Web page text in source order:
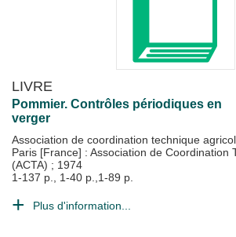
LIVRE
Pommier. Contrôles périodiques en
verger
Association de coordination technique
Paris [France] : Association de Coordination
(ACTA) ; 1974
1-137 p., 1-40 p.,1-89 p.
Plus d'information...